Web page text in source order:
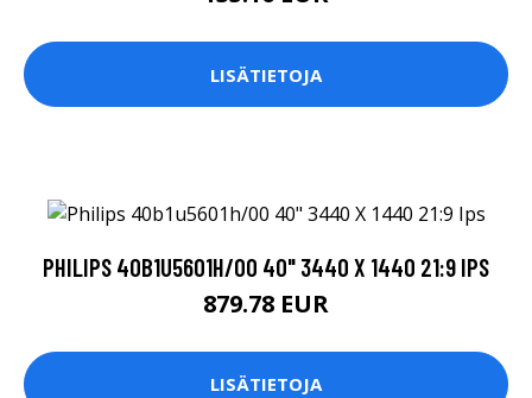
LISÄTIETOJA
PHILIPS 40B1U5601H/00 40" 3440 X 1440 21:9 IPS
879.78 EUR
LISÄTIETOJA